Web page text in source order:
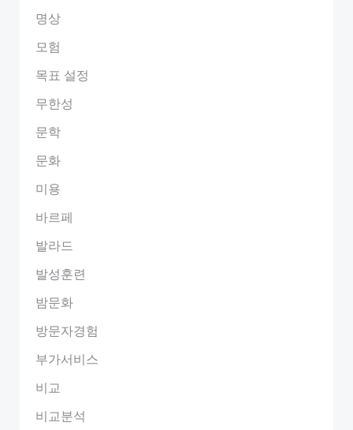
명상
모험
목표 설정
무한성
문학
문화
미용
바르페
발라드
발성훈련
밤문화
방문자경험
부가서비스
비교
비교분석